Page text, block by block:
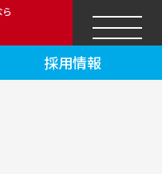
ら
採用情報